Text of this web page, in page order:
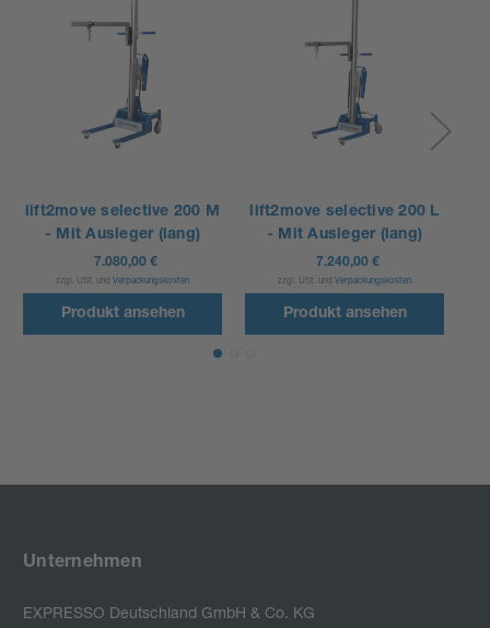
lift2move selective 200 M
- Mit Ausleger (lang)
7.080,00 €
zzgl. USt. und Verpackungskosten
Produkt ansehen
lift2move selective 200 L
- Mit Ausleger (lang)
7.240,00 €
zzgl. USt. und Verpackungskosten
Produkt ansehen
Unternehmen
EXPRESSO Deutschland GmbH & Co. KG